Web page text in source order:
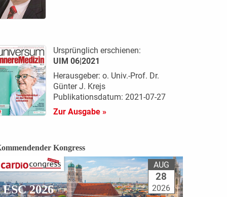
Ursprünglich erschienen:
UIM 06|2021
Herausgeber: o. Univ.-Prof. Dr.
Günter J. Krejs
Publikationsdatum: 2021-07-27
Zur Ausgabe »
Kongress
ESC 2026
AUG
28
2026